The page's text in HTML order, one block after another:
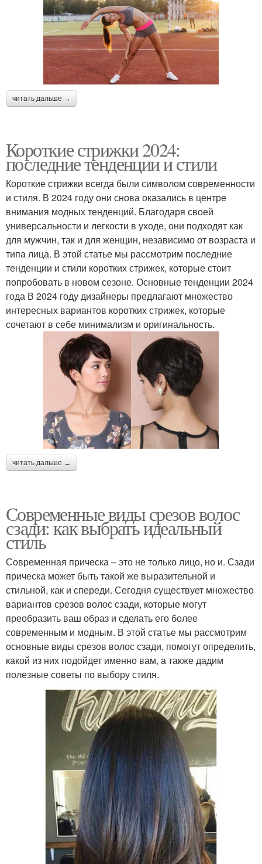
читать дальше →
Короткие стрижки 2024:
последние тенденции и стили
Короткие стрижки всегда были символом современности
и стиля. В 2024 году они снова оказались в центре
внимания модных тенденций. Благодаря своей
универсальности и легкости в уходе, они подходят как
для мужчин, так и для женщин, независимо от возраста и
типа лица. В этой статье мы рассмотрим последние
тенденции и стили коротких стрижек, которые стоит
попробовать в новом сезоне. Основные тенденции 2024
года В 2024 году дизайнеры предлагают множество
интересных вариантов коротких стрижек, которые
сочетают в себе минимализм и оригинальность.
читать дальше →
Современные виды срезов волос
сзади: как выбрать идеальный
стиль
Современная прическа – это не только лицо, но и. Сзади
прическа может быть такой же выразительной и
стильной, как и спереди. Сегодня существует множество
вариантов срезов волос сзади, которые могут
преобразить ваш образ и сделать его более
современным и модным. В этой статье мы рассмотрим
основные виды срезов волос сзади, помогут определить,
какой из них подойдет именно вам, а также дадим
полезные советы по выбору стиля.